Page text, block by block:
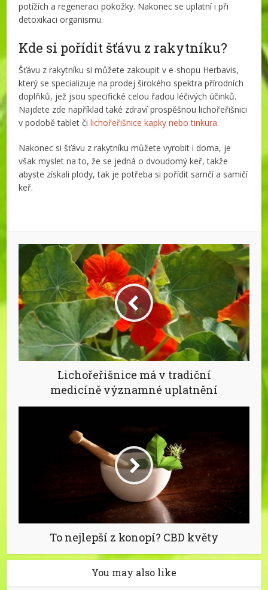
potížích a regeneraci pokožky. Nakonec se uplatní i při
detoxikaci organismu.
Kde si pořídit šťávu z rakytníku?
Šťávu z rakytníku si můžete zakoupit v e-shopu Herbavis,
který se specializuje na prodej širokého spektra přírodních
doplňků, jež jsou specifické celou řadou léčivých účinků.
Najdete zde například také zdraví prospěšnou lichořeřišnici
v podobě tablet čilichořeřišnice kapky nebo tinkura.
Nakonec si šťávu z rakytníku můžete vyrobit i doma, je
však myslet na to, že se jedná o dvoudomý keř, takže
abyste získali plody, tak je potřeba si pořídit samčí a samičí
keř.
Lichořeřišnice má v tradiční
medicíně významné uplatnění
To nejlepší z konopí? CBD květy
You may also like